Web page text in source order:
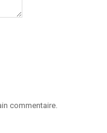
commentaire.